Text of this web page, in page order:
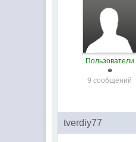
Пользователи
9 сообщений
tverdiy77